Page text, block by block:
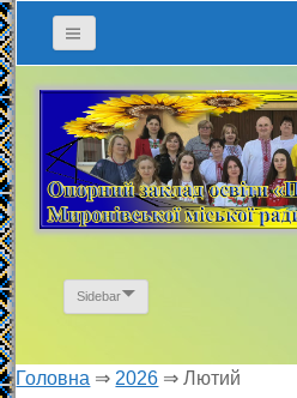
Sidebar
Головна ⇒ 2026 ⇒Лютий